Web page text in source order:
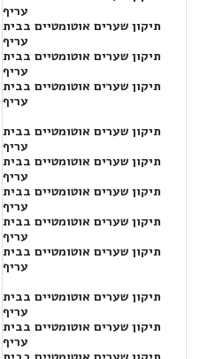
עריף
תיקון שערים אוטומטיים בבית
עריף
תיקון שערים אוטומטיים בבית
עריף
תיקון שערים אוטומטיים בבית
עריף
תיקון שערים אוטומטיים בבית
עריף
תיקון שערים אוטומטיים בבית
עריף
תיקון שערים אוטומטיים בבית
עריף
תיקון שערים אוטומטיים בבית
עריף
תיקון שערים אוטומטיים בבית
עריף
תיקון שערים אוטומטיים בבית
עריף
תיקון שערים אוטומטיים בבית
עריף